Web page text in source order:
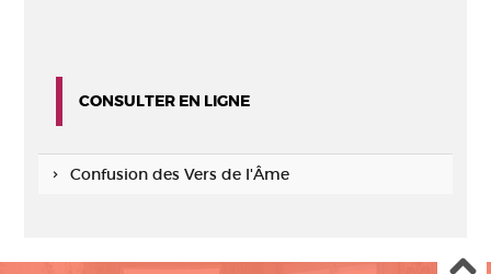
CONSULTER EN LIGNE
Confusion des Vers de l'Âme